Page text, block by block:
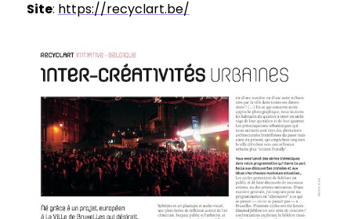
Site: https://recyclart.be/